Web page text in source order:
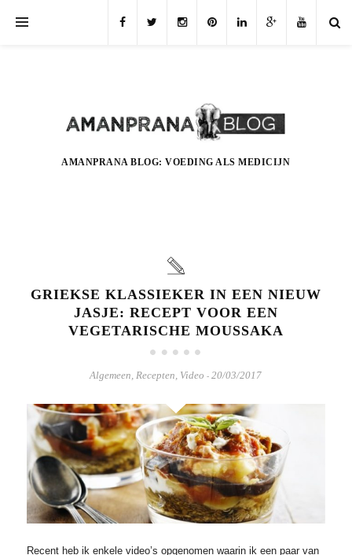
AMANPRANA BLOG: VOEDING ALS MEDICIJN
GRIEKSE KLASSIEKER IN EEN NIEUW
JASJE: RECEPT VOOR EEN
VEGETARISCHE MOUSSAKA
Algemeen Recepten Video - 20/03/2017
Recent heb ik enkele video’s opgenomen waarin ik een paar van